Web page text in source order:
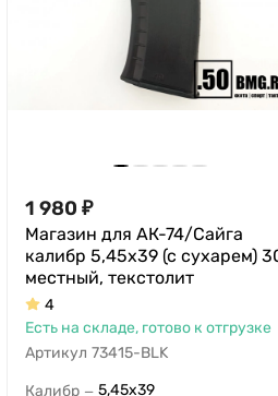
1 980 ₽
Магазин для АК-74/Сайга
калибр 5,45х39 (с сухарем)
местный, текстолит
4
Есть на складе, готово к отгрузке
Артикул 73415-BLK
Калибр — 5,45х39